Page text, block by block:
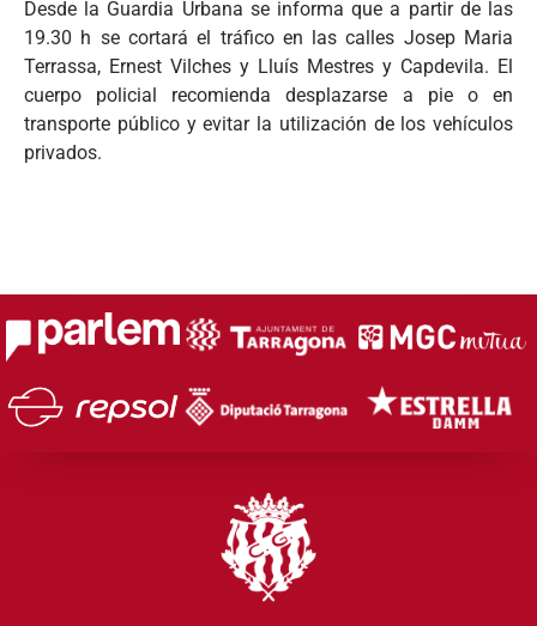
Desde la Guardia Urbana se informa que a partir de las
19.30 h se cortará el tráfico en las calles Josep Maria
Terrassa, Ernest Vilches y Lluís Mestres y Capdevila. El
cuerpo policial recomienda desplazarse a pie o en
transporte público y evitar la utilización de los vehículos
privados.